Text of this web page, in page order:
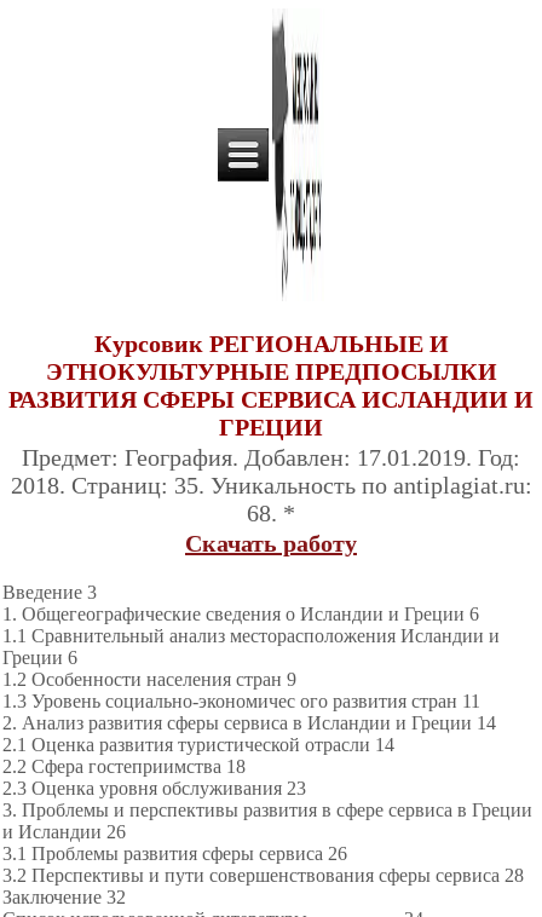
Курсовик РЕГИОНАЛЬНЫЕ И
ЭТНОКУЛЬТУРНЫЕ ПРЕДПОСЫЛКИ
РАЗВИТИЯ СФЕРЫ СЕРВИСА ИСЛАНДИИ И
ГРЕЦИИ
Предмет: География. Добавлен: 17.01.2019. Год:
2018. Страниц: 35. Уникальность по antiplagiat.ru:
68. *
Скачать работу
Введение 3
1. Общегеографические сведения о Исландии и Греции 6
1.1 Сравнительный анализ месторасположения Исландии и
Греции 6
1.2 Особенности населения стран 9
1.3 Уровень социально-экономичес ого развития стран 11
2. Анализ развития сферы сервиса в Исландии и Греции 14
2.1 Оценка развития туристической отрасли 14
2.2 Сфера гостеприимства 18
2.3 Оценка уровня обслуживания 23
3. Проблемы и перспективы развития в сфере сервиса в Греции
и Исландии 26
3.1 Проблемы развития сферы сервиса 26
3.2 Перспективы и пути совершенствования сферы сервиса 28
Заключение 32